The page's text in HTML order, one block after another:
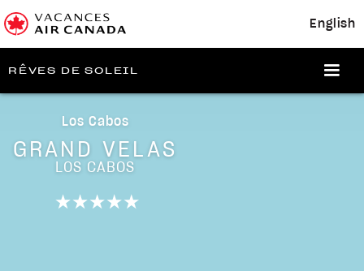
English
RÊVES DE SOLEIL
Los Cabos
GRAND VELAS
LOS CABOS